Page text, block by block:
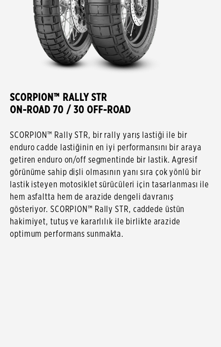
SCORPION™ RALLY STR
ON-ROAD 70 / 30 OFF-ROAD
SCORPION™ Rally STR, bir rally yarış lastiği ile bir
enduro cadde lastiğinin en iyi performansını bir araya
getiren enduro on/off segmentinde bir lastik. Agresif
görünüme sahip dişli olmasının yanı sıra çok yönlü bir
lastik isteyen motosiklet sürücüleri için tasarlanması ile
hem asfaltta hem de arazide dengeli davranış
gösteriyor. SCORPION™ Rally STR, caddede üstün
hakimiyet, tutuş ve kararlılık ile birlikte arazide
optimum performans sunmakta.